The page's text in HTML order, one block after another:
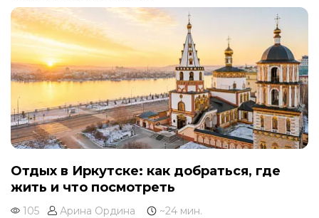
Отдых в Иркутске: как добраться, где
жить и что посмотреть
105 Арина Ордина
~24 мин.